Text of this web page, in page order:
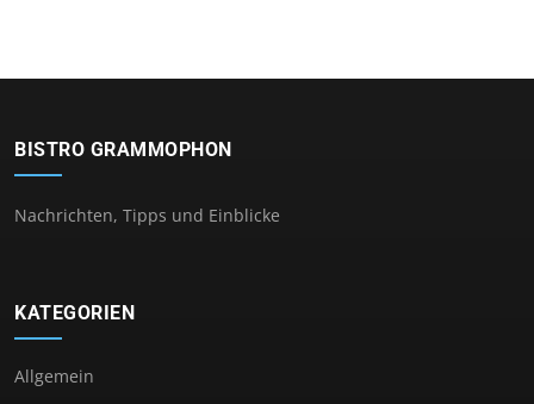
BISTRO GRAMMOPHON
Nachrichten, Tipps und Einblicke
KATEGORIEN
Allgemein